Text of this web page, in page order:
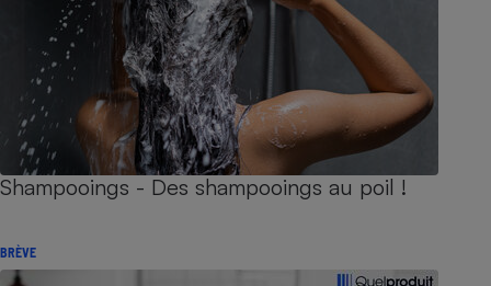
Shampooings - Des shampooings au poil !
BRÈVE